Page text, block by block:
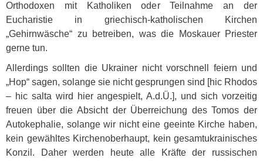
Orthodoxen mit Katholiken oder Teilnahme an der
Eucharistie in griechisch-katholischen Kirchen
„Gehirnwäsche“ zu betreiben, was die Moskauer Priester
gerne tun.
Allerdings sollten die Ukrainer nicht vorschnell feiern und
„Hop“ sagen, solange sie nicht gesprungen sind [hic Rhodos
– hic salta wird hier angespielt, A.d.Ü.], und sich vorzeitig
freuen über die Absicht der Überreichung des Tomos der
Autokephalie, solange wir nicht eine geeinte Kirche haben,
kein gewähltes Kirchenoberhaupt, kein gesamtukrainisches
Konzil. Daher werden heute alle Kräfte der russischen